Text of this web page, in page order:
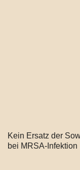
Kein Ersatz der
bei MRSA-Infektion